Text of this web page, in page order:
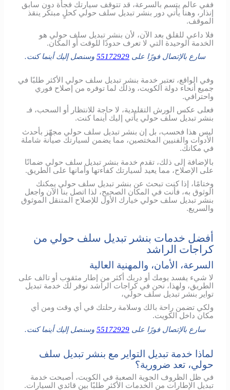
ففي عالم يتسم بالسرعة، قد تتوقف سيارتك فجأة دون سابق
إنذار، وهنا يأتي دور بنشر تبديل سلف حولي كحلٍ مبتكر ينقذ
الموقف.
فلا داعي للقلق بعد الآن، لأن بنشر تبديل سلف حولي هو
الخدمة الوحيدة التي لا تعرف حدودًا للوقت أو المكان.
سارع بالإتصال فورًا على 55172929 وسنصل إليك أينما كنت.
وفي الواقع، تعتبر خدمة بنشر تبديل سلف حولي الأكثر طلبًا في
جميع أنحاء دولة الكويت، وذلك لما توفره من إصلاح فوري
واحترافي.
فعلى عكس الورش التقليدية، لا حاجة للانتظار أو السحب، فـ
بنشر تبديل سلف حولي يأتي إليك أينما كنت.
ليس هذا فحسب، بل إن بنشر تبديل سلف حولي مجهّز بأحدث
الأدوات والفنيين المختصين، مما يضمن لسيارتك صيانة شاملة
في مكانك.
بالإضافة إلى ذلك، تقدم خدمة بنشر تبديل سلف حولي ضمانًا
على الإصلاح، مما يعيد لسيارتك كفاءتها وأمانها على الطريق.
وختامًا، إذا كنت تبحث عن بنشر تبديل سلف حولي يمكنك
الوثوق به، فأنت في المكان الصحيح، لذا اتصل بنا الآن واجعل
بنشر تبديل سلف حولي خيارك الأول للإصلاح المتنقل الموثوق
والسريع.
أفضل خدمات بنشر تبديل سلف حولي من
كراجات الراشد
السرعة، الأمان، والمهنية العالية
لا شيء يفسد يومك أو دربك أكثر من إطار مثقوب أو تالف على
الطريق، ولهذا، نحن في كراجات الراشد نوفر لك خدمة تبديل
تواير بنشر تبديل سلف حولي،
ولكي تضمن راحة بالك وسلامة رحلتك في أي وقت ومن أي
مكان داخل الكويت.
سارع بالإتصال فورًا على 55172929 وسنصل إليك أينما كنت.
لماذا خدمة تبديل التواير مع بنشر تبديل سلف
حولي، تعد ضرورية؟
في ظل الظروف الجوية الصعبة في الكويت، أصبحت خدمة
تبديل الإطارات من الخدمات الأكثر طلبًا بين قائدي السيارات.